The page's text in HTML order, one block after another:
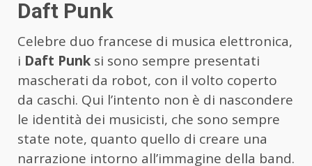
Daft Punk
Celebre duo francese di musica elettronica,
i Daft Punk si sono sempre presentati
mascherati da robot, con il volto coperto
da caschi. Qui l’intento non è di nascondere
le identità dei musicisti, che sono sempre
state note, quanto quello di creare una
narrazione intorno all’immagine della band.